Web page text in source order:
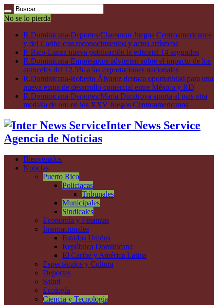
No se lo pierda
R.Dominicana-Deportes/Clausuran Juegos Centroamericanos
y del Caribe con reconocimientos y actos artísticos
P. Rico-Lanza nueva publicación la editorial 14 segundos
R.Dominicana-Empresarios advierten sobre el impacto de los
aranceles del 12.5% a las exportaciones nacionales
R.Dominicana-Roberto Álvarez destaca oportunidad para una
nueva etapa de desarrollo comercial entre México y RD
R.Dominicana-Deportes/María Dimitrova aporta al país otra
medalla de oro en los XXV Juegos Centroamericanos
Inter News Service
Agencia de Noticias
Bienvenidos
Noticias
Puerto Rico
Policiacas
Tribunales
Municipales
Sindicales
Economía y Finanzas
Internacionales
Estados Unidos
República Dominicana
El Caribe y América Latina
Espectáculos y Cultura
Deportes
Salud
Ecología
Ciencia y Tecnología